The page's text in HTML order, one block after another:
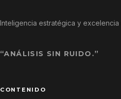
Inteligencia estratégica y excelencia
“ANÁLISIS SIN RUIDO.”
CONTENIDO